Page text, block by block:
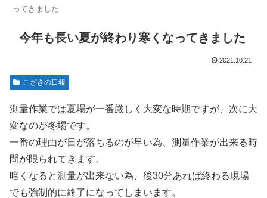
ってきました
今年も長い夏が終わり寒くなってきました
2021.10.21
こざきの日報
測量作業では夏場が一番厳しく大変な時期ですが、次に大
変なのが冬場です。
一番の理由が日が落ちるのが早い為、測量作業が出来る時
間が限られてきます。
暗くなると測量が出来ない為、後30分あれば終わる現場
でも強制的に終了になってしまいます。